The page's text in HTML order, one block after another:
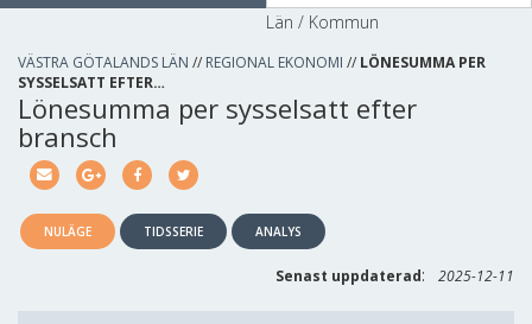
Län / Kommun
VÄSTRA GÖTALANDS LÄN // REGIONAL EKONOMI // LÖNESUMMA PER
SYSSELSATT EFTER…
Lönesumma per sysselsatt efter
bransch
NULÄGE TIDSSERIE ANALYS
Senast uppdaterad: 2025-12-11